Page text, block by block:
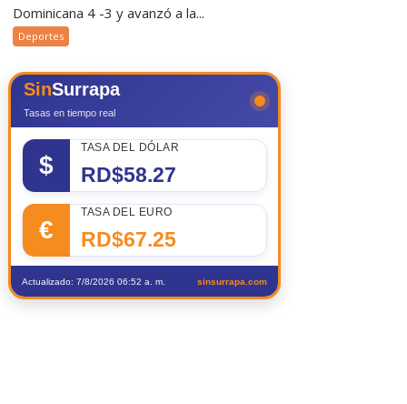
Dominicana 4 -3 y avanzó a la...
Deportes
SinSurrapa
Tasas en tiempo real
$
TASA DEL DÓLAR
RD$58.27
€
TASA DEL EURO
RD$67.25
Actualizado: 7/8/2026 06:52 a. m. sinsurrapa.com